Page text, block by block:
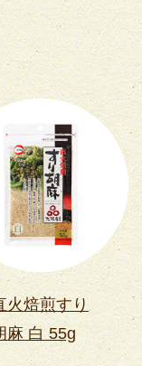
火焙煎すり
麻 白 55g